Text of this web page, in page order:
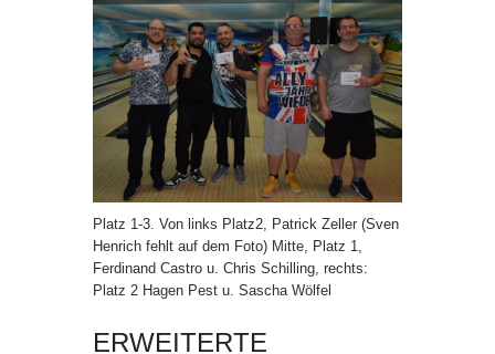
Platz 1-3. Von links Platz2, Patrick Zeller (Sven
Henrich fehlt auf dem Foto) Mitte, Platz 1,
Ferdinand Castro u. Chris Schilling, rechts:
Platz 2 Hagen Pest u. Sascha Wölfel
ERWEITERTE